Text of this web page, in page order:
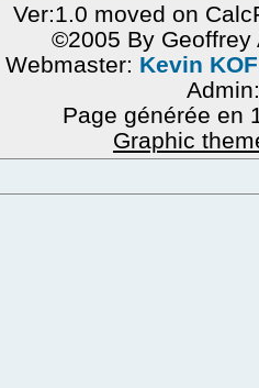
Ver:1.0 moved on
©2005 By Geoffrey
Webmaster: Kevin
Page générée en
Graphic